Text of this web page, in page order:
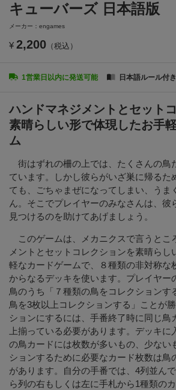
キューバーズ 日本語版
メーカー：engames
¥ 2,200 （税込）
1営業日以内に発送可能 日本語ルール付
ハンドマネジメントとセット
素晴らしい形で体現したお手
ム
街はずれの柵の上では、たくさんの鳥
ています。しかし彼らがいざ巣に帰るた
ても、ごちゃまぜになってしまい、うま
ん。そこでプレイヤーのみなさんは、彼
見つけるのを助けてあげましょう。
このゲームは、メカニクスで言うとこ
メントとセットコレクションを素晴らし
軽なカードゲームで、８種類の非対称な
からなるデッキを使います。プレイヤー
鳥のうち「７種類の鳥をコレクションす
鳥を3枚以上コレクションする」ことが
ションにするには、手番終了時に同じ鳥
上揃っている必要があります。デッキ
の鳥カードには枚数が多いもの、少ない
ションするために必要なカード枚数は鳥
があります。自分の手番では、4列並ん
ら列の右もしくは左に手札から1種類の